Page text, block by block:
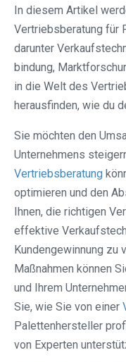
In diesem Artikel
Vertriebsberatung für
darunter
bindung,
in die Welt des
herausfinden, wie du
Sie möchten den
Unternehmens
Vertriebsberatung
optimieren und den
Ihnen, die richtigen
effektive
Kundengewinnung zu
Maßnahmen können
und Ihrem
Sie, wie Sie von einer
Palettenhersteller
von Experten